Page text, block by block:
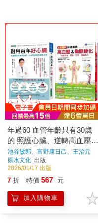
年過60 血管年齡只有30歲
的 照護心臟、逆轉高血壓、
心血管疾病套書(共2本)：耐
用百年好心臟+全彩圖解高
血壓&動脈硬化保健事典
池谷敏郎、富野康日己、王治元
著
原水文化 出版
2026/01/17 出版
7 折 特價 567 元
加入購物車